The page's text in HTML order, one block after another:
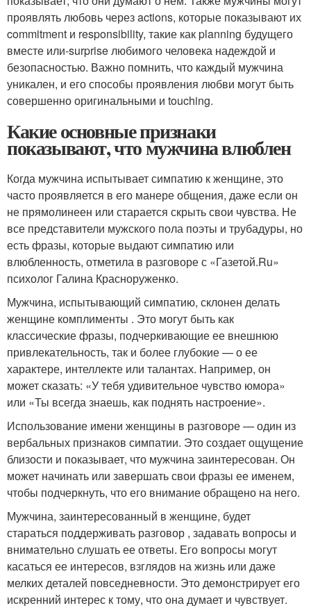
проявлять любовь через actions, которые показывают их
commitment и responsibility, такие как planning будущего
вместе или-surprise любимого человека надеждой и
безопасностью. Важно помнить, что каждый мужчина
уникален, и его способы проявления любви могут быть
совершенно оригинальными и touching.
Какие основные признаки
показывают, что мужчина влюблен
Когда мужчина испытывает симпатию к женщине, это
часто проявляется в его манере общения, даже если он
не прямолинеен или старается скрыть свои чувства. Не
все представители мужского пола поэты и трубадуры, но
есть фразы, которые выдают симпатию или
влюбленность, отметила в разговоре с «Газетой.Ru»
психолог Галина Красноруженко.
Мужчина, испытывающий симпатию, склонен делать
женщине комплименты . Это могут быть как
классические фразы, подчеркивающие ее внешнюю
привлекательность, так и более глубокие — о ее
характере, интеллекте или талантах. Например, он
может сказать: «У тебя удивительное чувство юмора»
или «Ты всегда знаешь, как поднять настроение».
Использование имени женщины в разговоре — один из
вербальных признаков симпатии. Это создает ощущение
близости и показывает, что мужчина заинтересован. Он
может начинать или завершать свои фразы ее именем,
чтобы подчеркнуть, что его внимание обращено на него.
Мужчина, заинтересованный в женщине, будет
стараться поддерживать разговор , задавать вопросы и
внимательно слушать ее ответы. Его вопросы могут
касаться ее интересов, взглядов на жизнь или даже
мелких деталей повседневности. Это демонстрирует его
искренний интерес к тому, что она думает и чувствует.